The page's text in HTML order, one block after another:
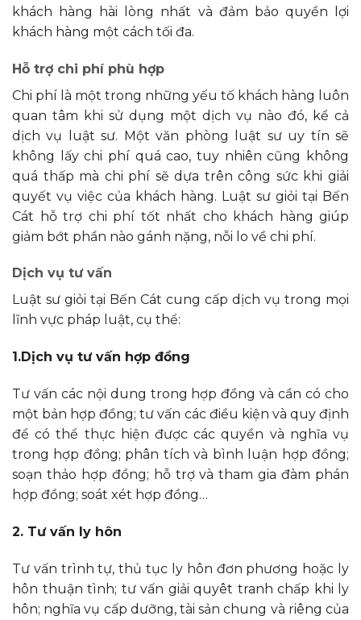
khách hàng hài lòng nhất và đảm bảo quyền lợi
khách hàng một cách tối đa.
Hỗ trợ chi phí phù hợp
Chi phí là một trong những yếu tố khách hàng luôn
quan tâm khi sử dụng một dịch vụ nào đó, kể cả
dịch vụ luật sư. Một văn phòng luật sư uy tín sẽ
không lấy chi phí quá cao, tuy nhiên cũng không
quá thấp mà chi phí sẽ dựa trên công sức khi giải
quyết vụ việc của khách hàng. Luật sư giỏi tại Bến
Cát hỗ trợ chi phí tốt nhất cho khách hàng giúp
giảm bớt phần nào gánh nặng, nỗi lo về chi phí.
Dịch vụ tư vấn
Luật sư giỏi tại Bến Cát cung cấp dịch vụ trong mọi
lĩnh vực pháp luật, cụ thể:
1.Dịch vụ tư vấn hợp đồng
Tư vấn các nội dung trong hợp đồng và cần có cho
một bản hợp đồng; tư vấn các điều kiện và quy định
để có thể thực hiện được các quyền và nghĩa vụ
trong hợp đồng; phân tích và bình luận hợp đồng;
soạn thảo hợp đồng; hỗ trợ và tham gia đàm phán
hợp đồng; soát xét hợp đồng…
2. Tư vấn ly hôn
Tư vấn trình tự, thủ tục ly hôn đơn phương hoặc ly
hôn thuận tình; tư vấn giải quyêt tranh chấp khi ly
hôn; nghĩa vụ cấp dưỡng, tài sản chung và riêng của